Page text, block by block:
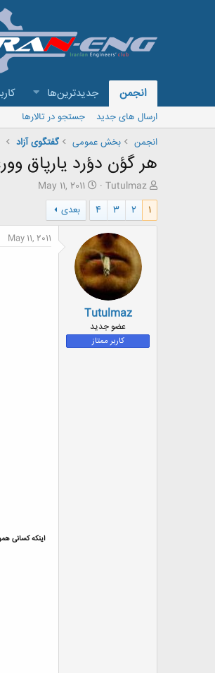
انجمن جدیدترین‌ها
ارسال های جدید
جستجو در تالارها
انجمن
بخش عمومی گفتگوی آزاد
هر گؤن دؤرد یارپاق
ش
ر
ع
و
ع
Tutulmaz
ت
ا
ی
ش
ر
و
ع
May 11, 2011
1
2
3
4 بعدی
Tutulmaz
عضو جدید
کاربر ممتاز
May 11, 2011